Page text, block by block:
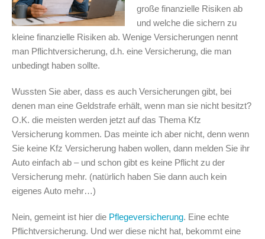
große finanzielle Risiken ab
und welche die sichern zu
kleine finanzielle Risiken ab. Wenige Versicherungen nennt
man Pflichtversicherung, d.h. eine Versicherung, die man
unbedingt haben sollte.
Wussten Sie aber, dass es auch Versicherungen gibt, bei
denen man eine Geldstrafe erhält, wenn man sie nicht besitzt?
O.K. die meisten werden jetzt auf das Thema Kfz
Versicherung kommen. Das meinte ich aber nicht, denn wenn
Sie keine Kfz Versicherung haben wollen, dann melden Sie ihr
Auto einfach ab – und schon gibt es keine Pflicht zu der
Versicherung mehr. (natürlich haben Sie dann auch kein
eigenes Auto mehr…)
Nein, gemeint ist hier die Pflegeversicherung. Eine echte
Pflichtversicherung. Und wer diese nicht hat, bekommt eine